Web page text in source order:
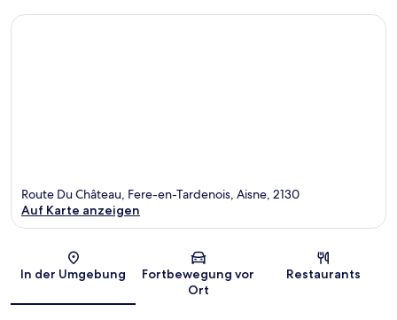
Karte
Route Du Château, Fere-en-Tardenois, Aisne, 2130
Auf Karte anzeigen
In der Umgebung
Fortbewegung vor
Ort
Restaurants